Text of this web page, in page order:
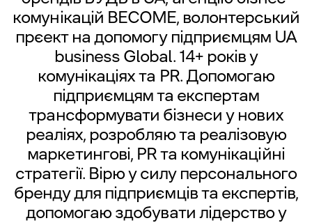
комунікацій BECOME, волонтерський
прєект на допомогу підприємцям UA
business Global. 14+ років у
комунікаціях та PR. Допомогаю
підприємцям та експертам
трансформувати бізнеси у нових
реаліях, розробляю та реалізовую
маркетингові, PR та комунікаційні
стратегії. Вірю у силу персонального
бренду для підприємців та експертів,
допомогаю здобувати лідерство у